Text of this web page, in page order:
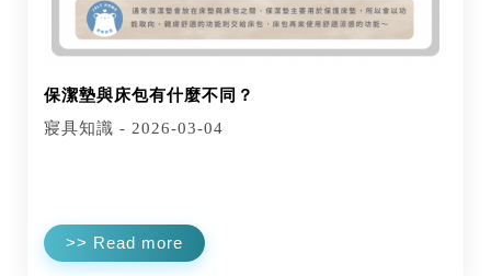
保潔墊與床包有什麼不同？
寢具知識 - 2026-03-04
>> Read more